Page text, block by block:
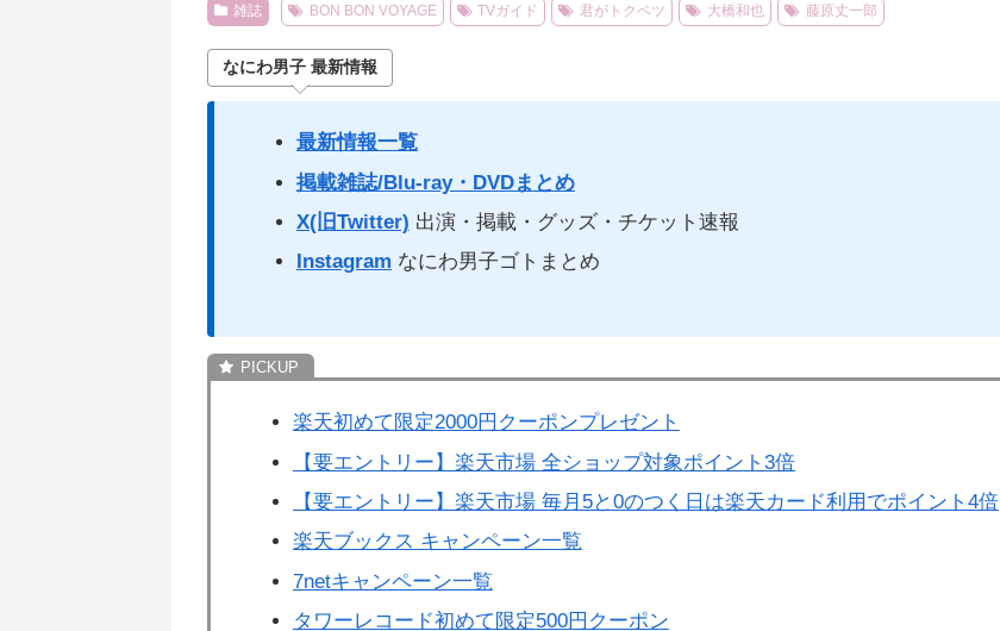
雑誌 BON BON VOYAGE TVガイド 君がトクベツ 大橋和也 藤原丈一郎
なにわ男子 最新情報
最新情報一覧
掲載雑誌/Blu-ray・DVDまとめ
X(旧Twitter) 出演・掲載・グッズ・チケット速報
Instagram なにわ男子ゴトまとめ
楽天初めて限定2000円クーポンプレゼント
【要エントリー】楽天市場 全ショップ対象ポイント3倍
【要エントリー】楽天市場 毎月5と0のつく日は楽天カード利用でポイント4倍
楽天ブックス キャンペーン一覧
7netキャンペーン一覧
タワーレコード初めて限定500円クーポン